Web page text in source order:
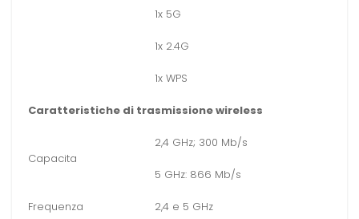
1x 5G
1x 2.4G
1x WPS
Caratteristiche di trasmissione wireless
Capacita
2,4 GHz; 300 Mb/s
5 GHz: 866 Mb/s
Frequenza 2,4 e 5 GHz